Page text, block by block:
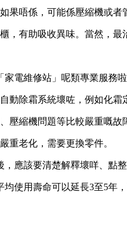
果唔係，可能係壓縮機或者
，有助吸收異味。當然，最
電維修站」呢類專業服務啦
動除霜系統壞咗，例如化霜
壓縮機問題等比較嚴重嘅故
重老化，需要更換零件。
，應該要清楚解釋壞咩、點
使用壽命可以延長3至5年